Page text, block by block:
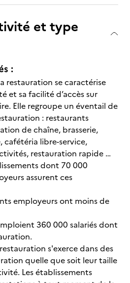
et type
:
restauration se caractérise
et sa facilité d’accès sur
Elle regroupe un éventail de
: restaurants
de chaîne, brasserie,
cafétéria libre-service,
restauration rapide …
dont 70 000
assurent ces
employeurs ont moins de
360 000 salariés dont
s'exerce dans des
quelle que soit leur taille
Les établissements